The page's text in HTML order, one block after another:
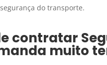
do transporte.
contratar
muito